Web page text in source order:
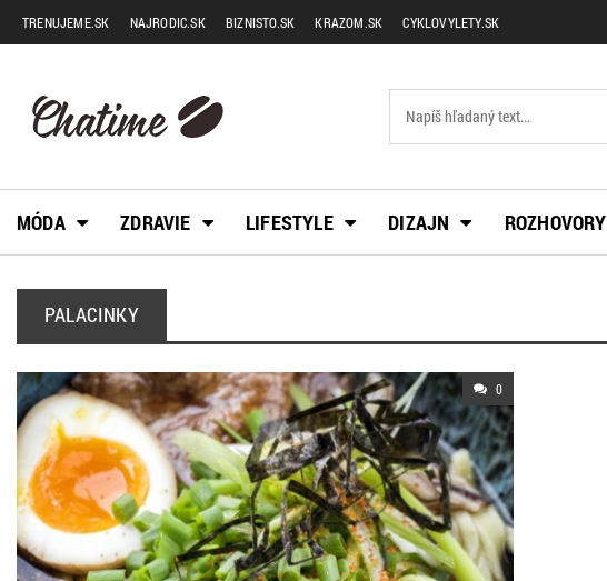
TRENUJEME.SK NAJRODIC.SK BIZNISTO.SK KRAZOM.SK CYKLOVYLETY.SK
MÓDA ZDRAVIE LIFESTYLE DIZAJN ROZHOVORY
PALACINKY
0